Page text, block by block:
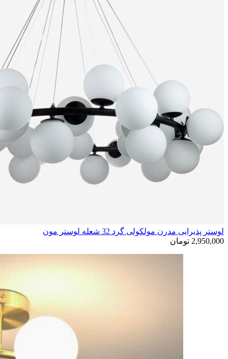
لوستر پذیرایی مدرن مولکولی گرد 32 شعله لوستر مون
2,950,000 تومان